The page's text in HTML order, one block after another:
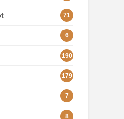
71
6
190
179
7
8